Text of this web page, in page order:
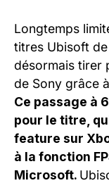
Longtemps
titres Ubisoft
désormais tirer
de Sony grâce
Ce passage à
pour le titre,
feature sur
à la fonction
Microsoft.